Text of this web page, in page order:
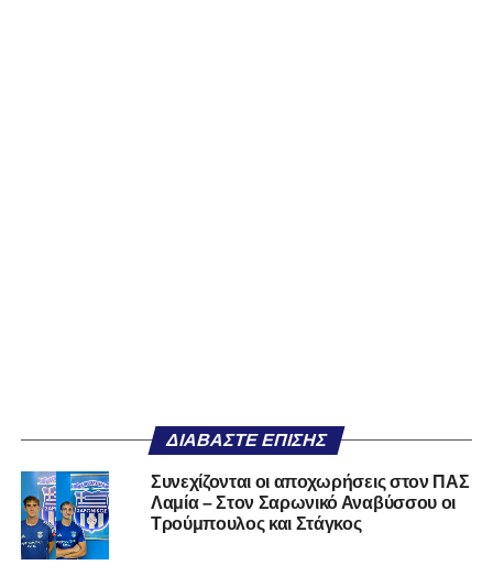
ΔΙΑΒΆΣΤΕ ΕΠΊΣΗΣ
Συνεχίζονται οι αποχωρήσεις στον ΠΑΣ
Λαμία – Στον Σαρωνικό Αναβύσσου οι
Τρούμπουλος και Στάγκος